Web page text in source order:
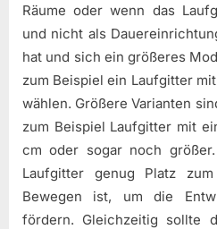
Räume oder wenn das
und nicht als
hat und sich ein größeres
zum Beispiel ein Laufgitter
wählen. Größere Varianten
zum Beispiel Laufgitter mit
cm oder sogar noch
Laufgitter genug Platz
Bewegen ist, um die
fördern. Gleichzeitig sollte